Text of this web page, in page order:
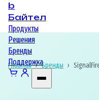
b
Байтел
Продукты
Решения
Бренды
Поддержка
Главная › Бренды ›